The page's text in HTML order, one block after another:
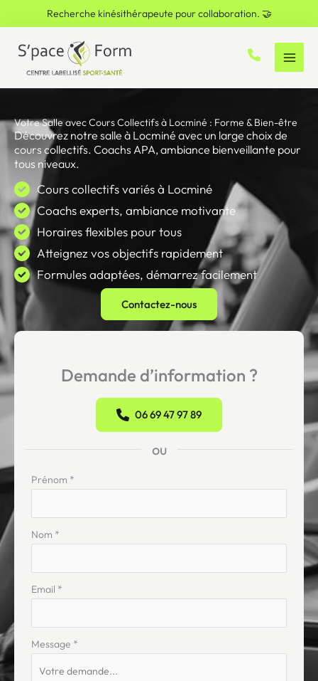
au
contenu
Recherche kinésithérapeute pour collaboration. 🤝
Votre Salle avec Cours Collectifs à Locminé : Forme & Bien-être
Découvrez notre salle à Locminé avec un large choix de
cours collectifs. Coachs APA, ambiance bienveillante pour
tous niveaux.
Cours collectifs variés à Locminé
Coachs experts, ambiance motivante
Horaires flexibles pour tous
Atteignez vos objectifs rapidement
Formules adaptées, démarrez facilement
Contactez-nous
Demande d’information ?
06 69 47 97 89
ou
Formulaire
Prénom *
Nom *
Email *
Message *